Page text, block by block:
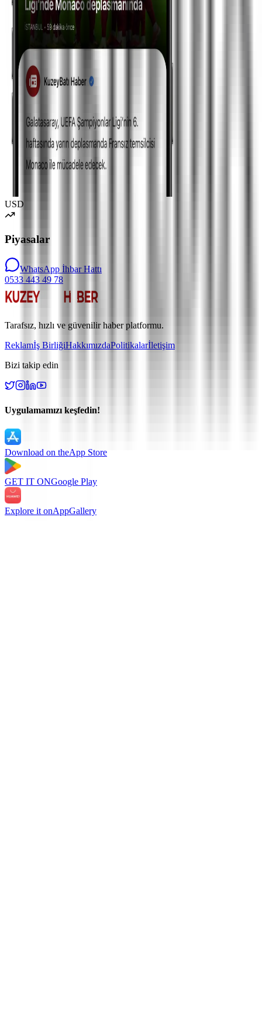
USD
Piyasalar
WhatsApp İhbar Hattı
0533 443 49 78
Tarafsız, hızlı ve güvenilir haber platformu.
Reklamİş BirliğiHakkımızdaPolitikalarİletişim
Bizi takip edin
Uygulamamızı keşfedin!
Download on theApp Store
GET IT ONGoogle Play
Explore it onAppGallery